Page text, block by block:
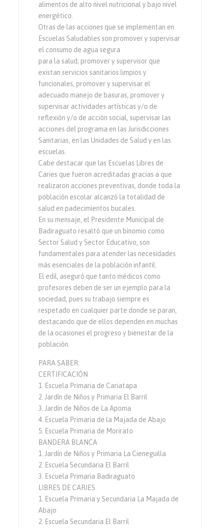
alimentos de alto nivel nutricional y bajo nivel
energético.
Otras de las acciones que se implementan en
Escuelas Saludables son promover y supervisar
el consumo de agua segura
para la salud, promover y supervisor que
existan servicios sanitarios limpios y
funcionales, promover y supervisar el
adecuado manejo de basuras, promover y
supervisar actividades artísticas y/o de
reflexión y/o de acción social, supervisar las
acciones del programa en las Jurisdicciones
Sanitarias, en las Unidades de Salud y en las
escuelas.
Cabe destacar que las Escuelas Libres de
Caries que fueron acreditadas gracias a que
realizaron acciones preventivas, donde toda la
población escolar alcanzó la totalidad de
salud en padecimientos bucales.
En su mensaje, el Presidente Municipal de
Badiraguato resaltó que un binomio como
Sector Salud y Sector Educativo, son
fundamentales para atender las necesidades
más esenciales de la población infantil.
El edil, aseguró que tanto médicos como
profesores deben de ser un ejemplo para la
sociedad, pues su trabajo siempre es
respetado en cualquier parte donde se paran,
destacando que de ellos dependen en muchas
de la ocasiones el progreso y bienestar de la
población.
PARA SABER:
CERTIFICACIÓN
1. Escuela Primaria de Cariatapa
2. Jardín de Niños y Primaria El Barril
3. Jardín de Niños de La Apoma
4. Escuela Primaria de la Majada de Abajo
5. Escuela Primaria de Morirato
BANDERA BLANCA
1. Jardín de Niños y Primaria La Cieneguilla
2. Escuela Secundaria El Barril
3. Escuela Primaria Badiraguato
LIBRES DE CARIES
1. Escuela Primaria y Secundaria La Majada de
Abajo
2. Escuela Secundaria El Barril